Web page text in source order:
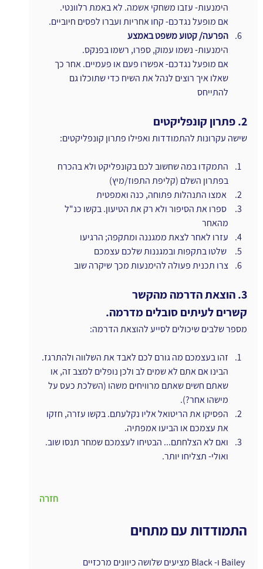
הימנעות- עזבו משחקי אשמה. לא באמת רלוונטי.
אם מופעל נגדכם- קחו אחריות ועברו לפסים חיוביים.
הפרעה/ קטוע משפט באמצע
הימנעות- נשמו עמוק, ספרו, רשמו בפנקס.
אם מופעל נגדכם- אפשרו פעם או פעמיים. אחר כך
שאלו איך רוצים לנהל את השיח כדי שתוכלו גם
להתייחס
2. פתרון קונפליקטים
שישה עקרונות להתמודדות ואפילו פתרון קונפליקטים:
התמקדו במה שחשוב לכם בקונפליקט ולא בהכרח
בפתרון השלם (קליפת התפוז/מיץ)
ספרו את הסיפור ולא רק את הטיעון. בקשו כנ"ל
מהאחר
עזרו לאחר לצאת ממגננה ומתקפה; הרגיעו
צרו תכנית פעולה להימנעות מכך שיקרה שוב
3. הוצאת הדרמה מהקשר
קשרים לעיתים סובלים מדרמה.
מספר שלבים שיכולים לסייע להוצאת הדרמה:
זהו בעצמכם מה גורם לכם לאבד את השלווה ולהתרגז.
הבינו אם אתם לא שמים לב ולכן נופלים למצב זה, או
שאתם חשים שאתם מרוויחים משהו (השלכת כעס על
מישהו אחר?).
הפסיקו את הריטואל אליו נקלעתם. בקשו עזרה, חזקו
את עצמכם או הביעו אמפתיה.
ואם לא הצלחתם... הבטיחו לעצמכם שמחר תנסו שוב.
ואולי- תצליחו יותר.
חזרה
התמודדות עם מתחים
Bailey ו- Black מציעים שלושה כיוונים מרכזיים